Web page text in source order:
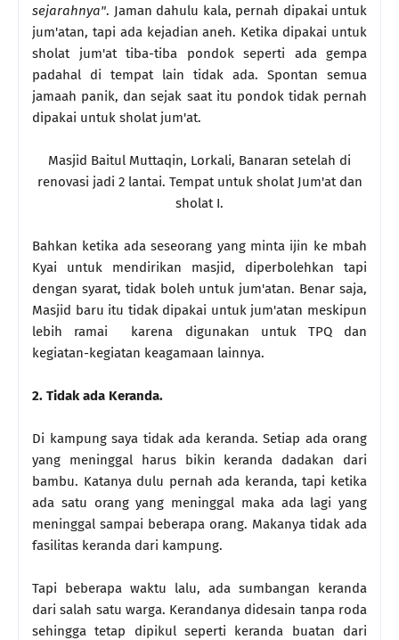
sejarahnya". Jaman dahulu kala, pernah dipakai untuk
jum'atan, tapi ada kejadian aneh. Ketika dipakai untuk
sholat jum'at tiba-tiba pondok seperti ada gempa
padahal di tempat lain tidak ada. Spontan semua
jamaah panik, dan sejak saat itu pondok tidak pernah
dipakai untuk sholat jum'at.
Masjid Baitul Muttaqin, Lorkali, Banaran setelah di
renovasi jadi 2 lantai. Tempat untuk sholat Jum'at dan
sholat I.
Bahkan ketika ada seseorang yang minta ijin ke mbah
Kyai untuk mendirikan masjid, diperbolehkan tapi
dengan syarat, tidak boleh untuk jum'atan. Benar saja,
Masjid baru itu tidak dipakai untuk jum'atan meskipun
lebih ramai karena digunakan untuk TPQ dan
kegiatan-kegiatan keagamaan lainnya.
2. Tidak ada Keranda.
Di kampung saya tidak ada keranda. Setiap ada orang
yang meninggal harus bikin keranda dadakan dari
bambu. Katanya dulu pernah ada keranda, tapi ketika
ada satu orang yang meninggal maka ada lagi yang
meninggal sampai beberapa orang. Makanya tidak ada
fasilitas keranda dari kampung.
Tapi beberapa waktu lalu, ada sumbangan keranda
dari salah satu warga. Kerandanya didesain tanpa roda
sehingga tetap dipikul seperti keranda buatan dari